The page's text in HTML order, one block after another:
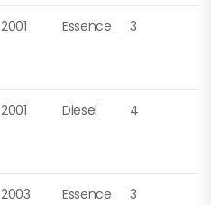
2001 Essence 3
2001 Diesel 4
2003 Essence 3